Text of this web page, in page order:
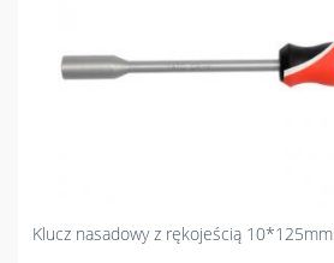
Klucz nasadowy z rękojeścią 10*125mm